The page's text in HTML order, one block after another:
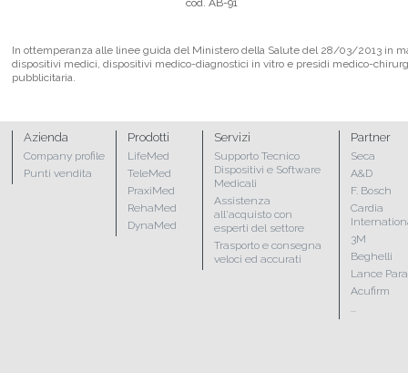
cod. AB-91
In ottemperanza alle linee guida del Ministero della Salute del 28/03/2013 in
dispositivi medici, dispositivi medico-diagnostici in vitro e presidi medico-
pubblicitaria.
Azienda
Company profile
Punti vendita
Prodotti
LifeMed
TeleMed
PraxiMed
RehaMed
DynaMed
Servizi
Supporto Tecnico
Dispositivi e Software
Medicali
Assistenza
all'acquisto con
esperti del settore
Trasporto e consegna
veloci ed accurati
Partner
Seca
A&D
F. Bosch
Cardia
3M
Beghelli
Lance
Acufirm
...